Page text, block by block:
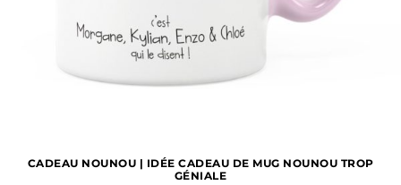
CADEAU NOUNOU | IDÉE CADEAU DE MUG NOUNOU TROP
GÉNIALE